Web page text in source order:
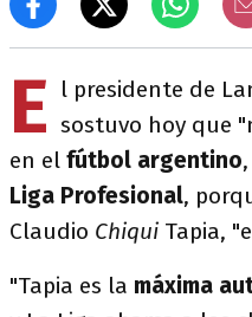
E l presidente de
sostuvo hoy que
en el fútbol argentino
Liga Profesional,
Claudio Chiqui Tapia,
"Tapia es la máxima